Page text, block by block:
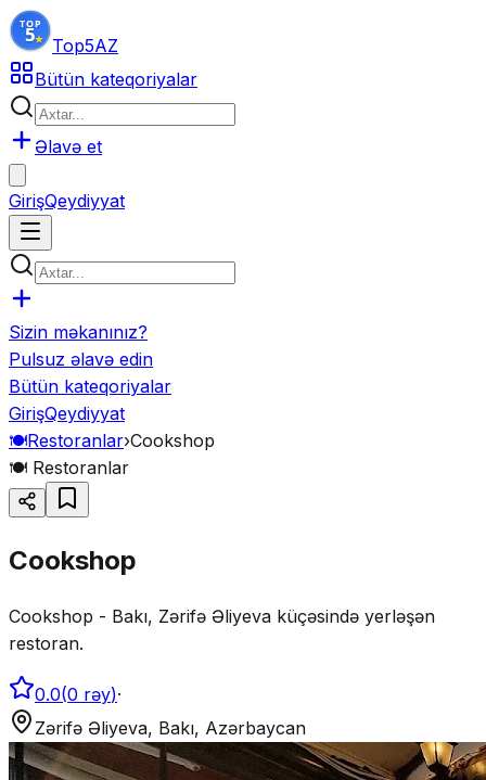
Top5AZ
Bütün kateqoriyalar
Əlavə et
GirişQeydiyyat
Sizin məkanınız?
Pulsuz əlavə edin
Bütün kateqoriyalar
GirişQeydiyyat
🍽️Restoranlar›Cookshop
🍽️ Restoranlar
Cookshop
Cookshop - Bakı, Zərifə Əliyeva küçəsində yerləşən
restoran.
0.0(0 rəy)·
Zərifə Əliyeva, Bakı, Azərbaycan